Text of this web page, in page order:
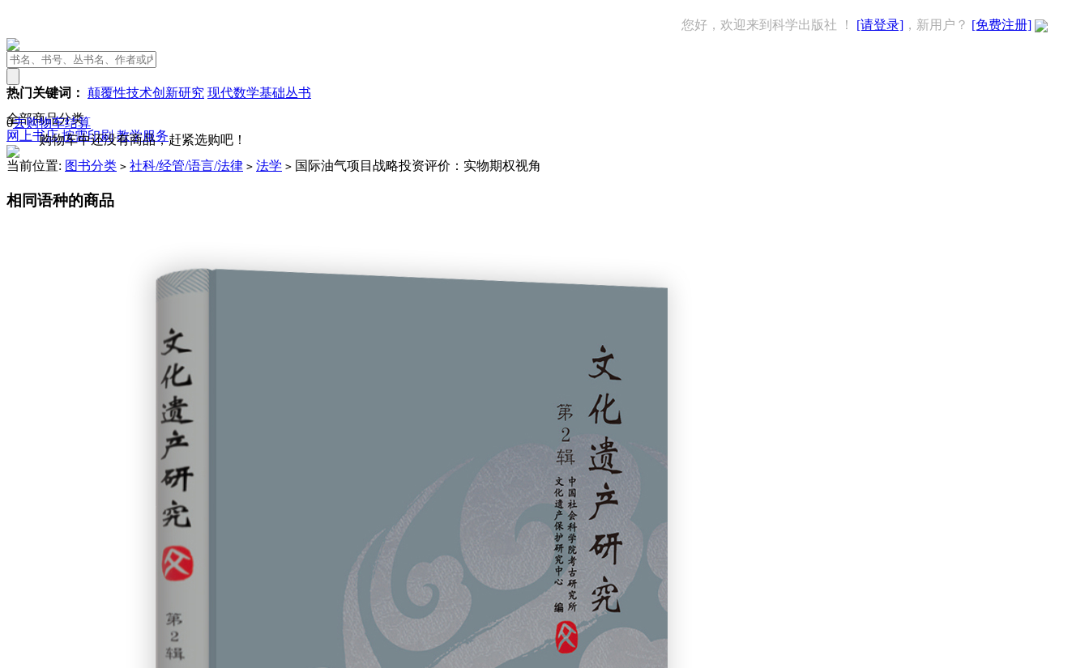
您好，欢迎来到科学出版社 ！ [请登录] ，新用户？ [免费注册]
热门关键词： 颠覆性技术创新研究 现代数学基础丛书
0去购物车结算
购物车中还没有商品，赶紧选购吧！
全部商品分类
网上书店按需印刷 教学服务
当前位置: 图书分类 > 社科/经管/语言/法律 > 法学 > 国际油气项目战略投资评价：实物期权视角
相同语种的商品